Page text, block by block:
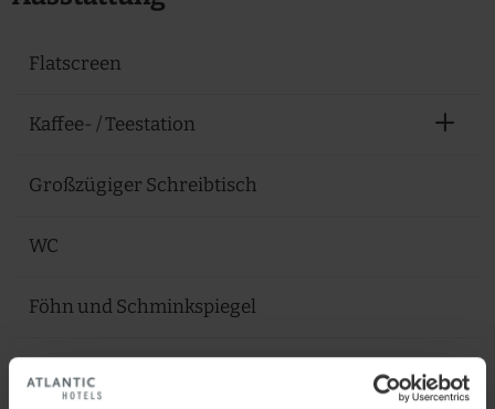
Flatscreen
Kaffee- / Teestation
Großzügiger Schreibtisch
WC
Föhn und Schminkspiegel